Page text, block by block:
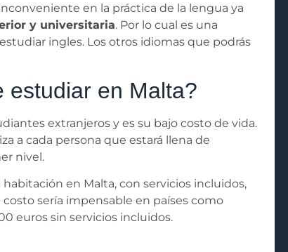
en la práctica de la lengua ya
y universitaria. Por lo cual es una
ingles. Los otros idiomas que podrás
estudiar en Malta?
extranjeros y es su bajo costo de vida.
a cada persona que estará llena de
nivel.
en Malta, con servicios incluidos,
sería impensable en países como
euros sin servicios incluidos.